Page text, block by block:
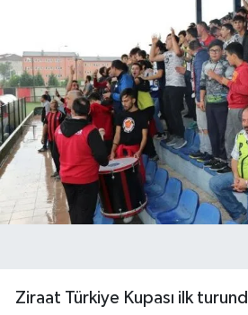
Ziraat Türkiye Kupası ilk